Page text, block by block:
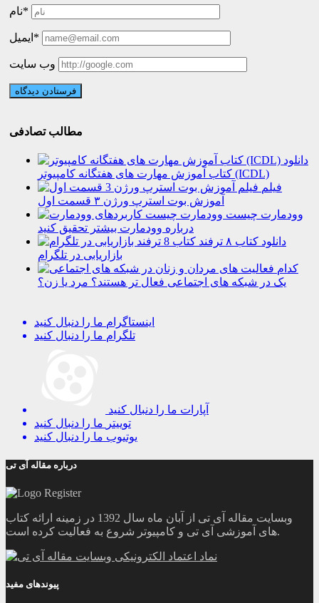
نام*
ایمیل*
وب سایت
مطالب تصادفی
دانلود
کتاب آموزش مهارت های هفتگانه کامپیوتر (ICDL)
فیلم
آموزش بوت استرپ ورژن ۳ قسمت اول
وودمارت چیست
درباره وودمارت بیشتر تحقیق کنید
دانلود کتاب ۸ ترفند
بازاریابی در تلگرام
کدام
یک در شبکه های اجتماعی فعال تر هستند؟ مرد یا زن؟
اینستاگرام ما را دنبال کنید
تلگرام ما را دنبال کنید
آپارات ما را دنبال کنید
توییتر ما را دنبال کنید
یوتیوب ما را دنبال کنید
درباره مقاله آی تی
وبسایت مقاله آی تی از آبان ماه سال 1392 در زمینه ارائه کتاب
های آموزشی آی تی و کامپیوتر شروع به فعالیت کرده است.
پیوندهای مفید